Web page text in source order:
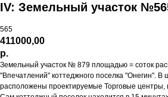
IV: Земельный участок
565
411000,00
р.
Земельный участок № 879 площадью = соток
"Впечатлений" коттеджного поселка "Онегин". В
расположены проектируемые Торговые центры,